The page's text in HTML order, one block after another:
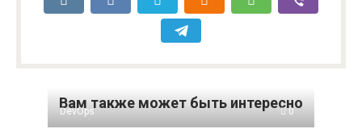
Вам также может быть интересно
DevOps 0